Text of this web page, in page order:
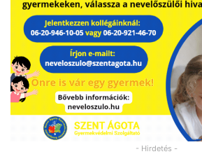
- Hirdetés -